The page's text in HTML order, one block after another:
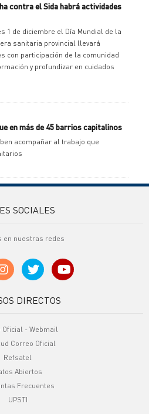
contra el Sida habrá actividades
1 de diciembre el Día Mundial de la
sanitaria provincial llevará
con participación de la comunidad
y profundizar en cuidados
en más de 45 barrios capitalinos
acompañar al trabajo que
SOCIALES
en nuestras redes
DIRECTOS
Oficial - Webmail
Correo Oficial
Refsatel
Abiertos
Frecuentes
UPSTI